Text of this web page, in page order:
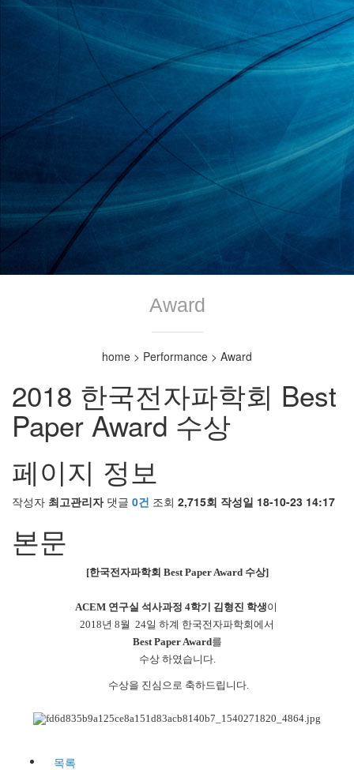
Award
home > Performance > Award
2018 한국전자파학회 Best
Paper Award 수상
페이지 정보
작성자 최고관리자 댓글 0건 조회 2,715회 작성일 18-10-23 14:17
본문
[한국전자파학회 Best Paper Award 수상]
ACEM 연구실 석사과정 4학기 김형진 학생이
2018년 8월 24일 하계 한국전자파학회에서
Best Paper Award를
수상 하였습니다.
수상을 진심으로 축하드립니다.
목록